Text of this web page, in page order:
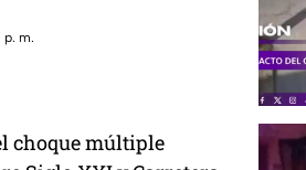
p. m.
choque múltiple